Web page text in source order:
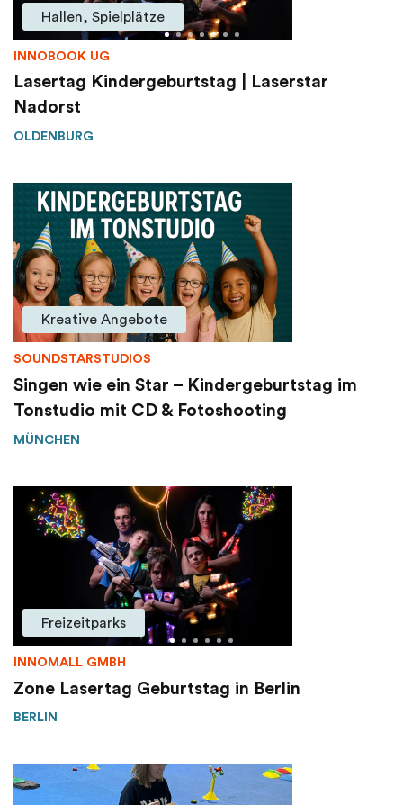
Hallen, Spielplätze
INNOBOOK UG
Lasertag Kindergeburtstag | Laserstar
Nadorst
OLDENBURG
Kreative Angebote
SOUNDSTARSTUDIOS
Singen wie ein Star – Kindergeburtstag im
Tonstudio mit CD & Fotoshooting
MÜNCHEN
Freizeitparks
INNOMALL GMBH
Zone Lasertag Geburtstag in Berlin
BERLIN